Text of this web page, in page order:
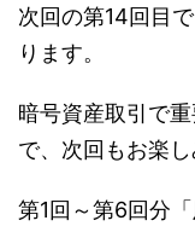
次回の第14回目
ります。
暗号資産取引で
で、次回もお楽し
第1回～第6回分「